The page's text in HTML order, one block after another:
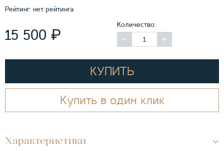
Рейтинг: нет рейтинга
15 500 ₽
Количество:
КУПИТЬ
Купить в один клик
Характеристики